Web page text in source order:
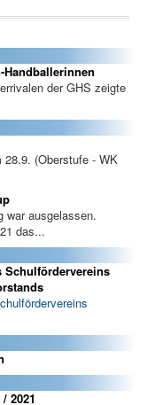
der GHS zeigte
(Oberstufe - WK
war ausgelassen.
das...
Schulfördervereins
2021